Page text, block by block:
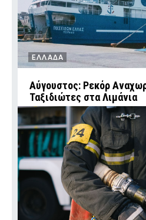
ΕΛΛΑΔΑ
Αύγουστος: Ρεκόρ
Ταξιδιώτες στα Λιμάνια